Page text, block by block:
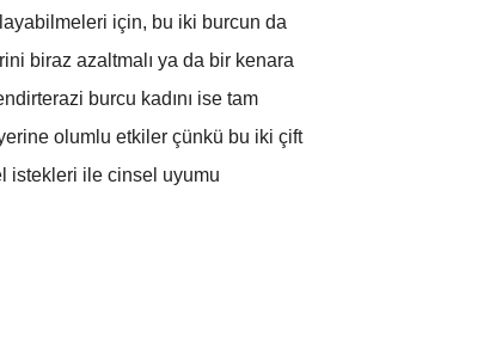
için, bu iki burcun da
biraz azaltmalı ya da bir kenara
burcu kadını ise tam
olumlu etkiler çünkü bu iki çift
istekleri ile cinsel uyumu